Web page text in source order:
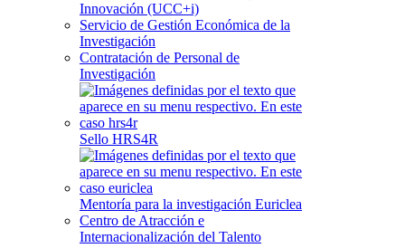
Innovación (UCC+i)
Servicio de Gestión Económica de la
Investigación
Contratación de Personal de
Investigación
Sello HRS4R
Mentoría para la investigación Euriclea
Centro de Atracción e
Internacionalización del Talento